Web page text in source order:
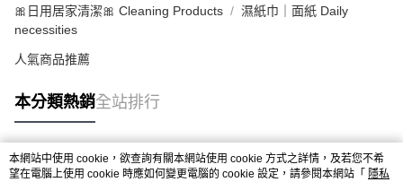
🎀日用居家清潔🎀 Cleaning Products
濕紙巾｜面紙 Daily
necessities
人氣商品推薦
本分類熱銷全站排行
熱門標籤
本網站中使用 cookie，欲查詢有關本網站使用 cookie 方式之詳情，及若您不希
望在電腦上使用 cookie 時應如何變更電腦的 cookie 設定，請參閱本網站「 隱私